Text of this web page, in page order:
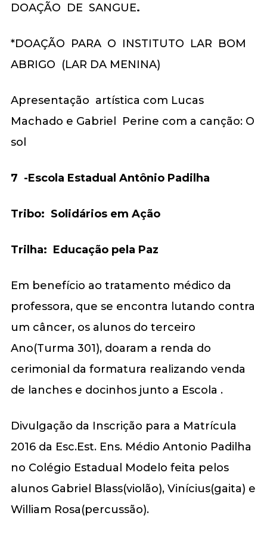
DOAÇÃO DE SANGUE.
*DOAÇÃO PARA O INSTITUTO LAR BOM
ABRIGO (LAR DA MENINA)
Apresentação artística com Lucas
Machado e Gabriel Perine com a canção: O
sol
7 -Escola Estadual Antônio Padilha
Tribo: Solidários em Ação
Trilha: Educação pela Paz
Em benefício ao tratamento médico da
professora, que se encontra lutando contra
um câncer, os alunos do terceiro
Ano(Turma 301), doaram a renda do
cerimonial da formatura realizando venda
de lanches e docinhos junto a Escola .
Divulgação da Inscrição para a Matrícula
2016 da Esc.Est. Ens. Médio Antonio Padilha
no Colégio Estadual Modelo feita pelos
alunos Gabriel Blass(violão), Vinícius(gaita) e
William Rosa(percussão).